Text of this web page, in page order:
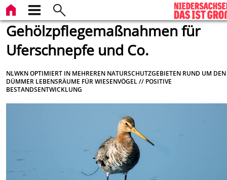
Gehölzpflegemaßnahmen für
Uferschnepfe und Co.
NLWKN OPTIMIERT IN MEHREREN NATURSCHUTZGEBIETEN RUND UM DEN
DÜMMER LEBENSRÄUME FÜR WIESENVÖGEL // POSITIVE
BESTANDSENTWICKLUNG